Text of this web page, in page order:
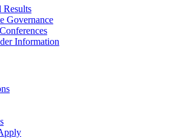
Results
Governance
Information